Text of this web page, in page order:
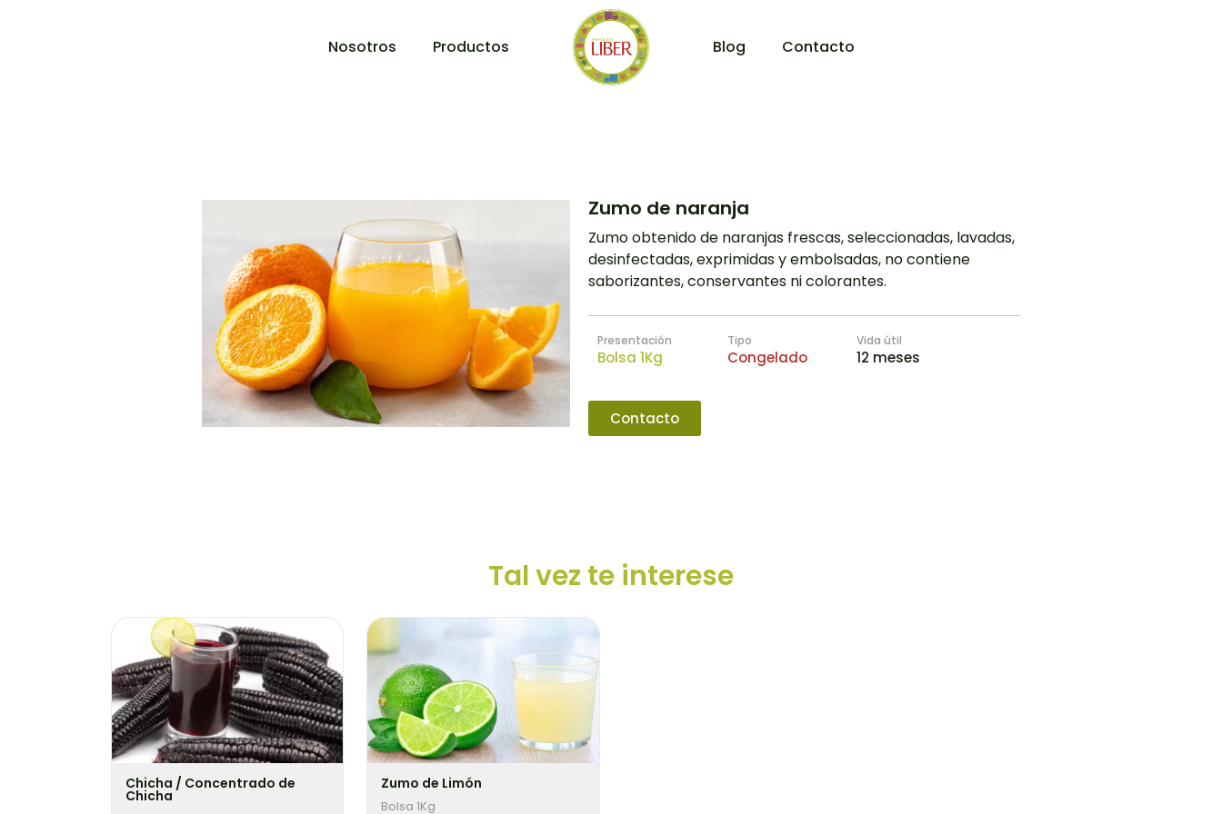
Nosotros Productos Blog Contacto
Zumo de naranja
Zumo obtenido de naranjas frescas, seleccionadas, lavadas,
desinfectadas, exprimidas y embolsadas, no contiene
saborizantes, conservantes ni colorantes.
Presentación
Bolsa 1Kg
Tipo
Congelado
Vida útil
12 meses
Contacto
Tal vez te interese
Chicha / Concentrado de
Chicha
Zumo de Limón
Bolsa 1Kg